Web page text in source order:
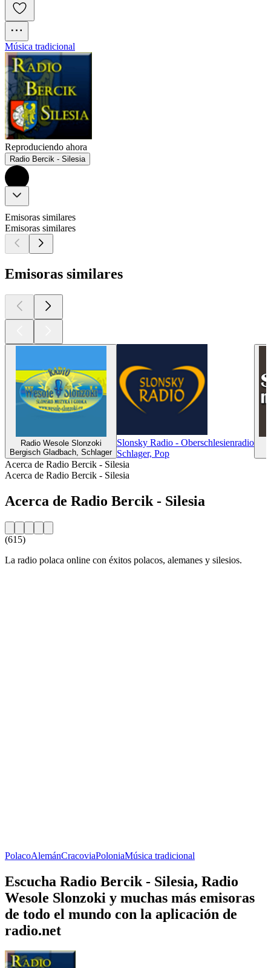
Música tradicional
Reproduciendo ahora
Radio Bercik - Silesia
Emisoras similares
Emisoras similares
Emisoras similares
Radio Wesole Slonzoki
Bergisch Gladbach, Schlager
Slonsky Radio - Oberschlesienradio
Schlager, Pop
Acerca de Radio Bercik - Silesia
Acerca de Radio Bercik - Silesia
Acerca de Radio Bercik - Silesia
(615)
La radio polaca online con éxitos polacos, alemanes y silesios.
PolacoAlemánCracoviaPoloniaMúsica tradicional
Escucha Radio Bercik - Silesia, Radio
Wesole Slonzoki y muchas más emisoras
de todo el mundo con la aplicación de
radio.net